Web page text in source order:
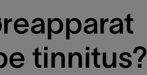
tinnitus?